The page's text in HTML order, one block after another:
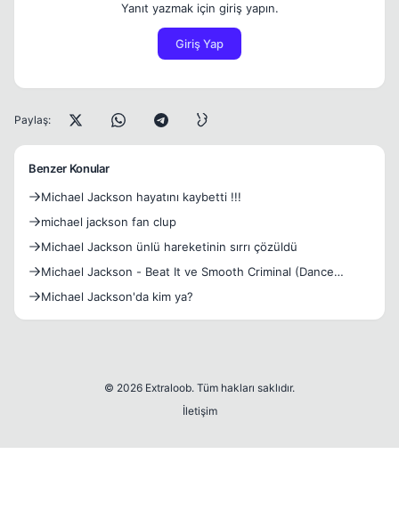
Yanıt yazmak için giriş yapın.
Giriş Yap
Paylaş:
Benzer Konular
Michael Jackson hayatını kaybetti !!!
michael jackson fan clup
Michael Jackson ünlü hareketinin sırrı çözüldü
Michael Jackson - Beat It ve Smooth Criminal (Dance
Remix)=)
Michael Jackson'da kim ya?
© 2026 Extraloob. Tüm hakları saklıdır.
İletişim